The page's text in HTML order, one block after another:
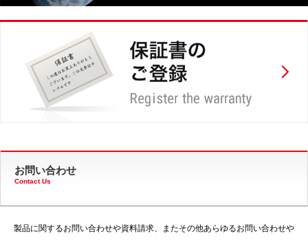
お問い合わせ
Contact Us
製品に関するお問い合わせや資料請求、またその他あらゆるお問い合わせや